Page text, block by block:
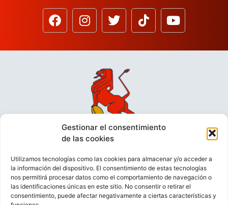
Gestionar el consentimiento
de las cookies
Utilizamos tecnologías como las cookies para almacenar y/o acceder a
la información del dispositivo. El consentimiento de estas tecnologías
nos permitirá procesar datos como el comportamiento de navegación o
las identificaciones únicas en este sitio. No consentir o retirar el
consentimiento, puede afectar negativamente a ciertas características y